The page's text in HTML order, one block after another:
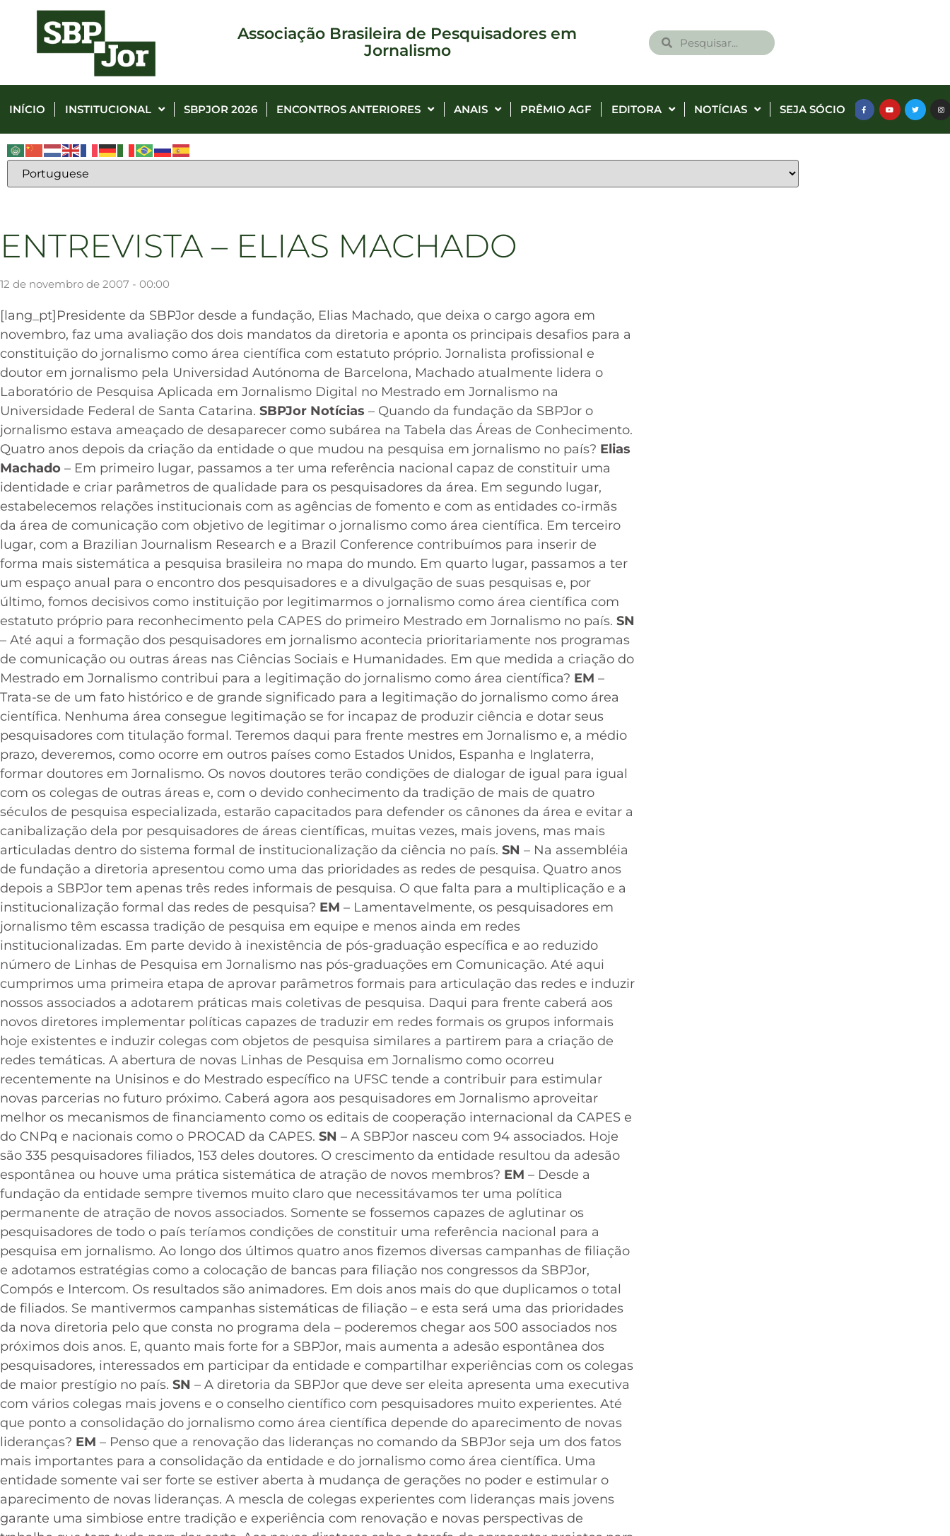
Associação Brasileira de Pesquisadores em
Jornalismo
INÍCIO INSTITUCIONAL SBPJOR 2026 ENCONTROS ANTERIORES ANAIS PRÊMIO AGF EDITORA NOTÍCIAS SEJA SÓCIO
ENTREVISTA – ELIAS MACHADO
12 de novembro de 2007 - 00:00
[lang_pt]Presidente da SBPJor desde a fundação, Elias Machado, que deixa o cargo agora em
novembro, faz uma avaliação dos dois mandatos da diretoria e aponta os principais desafios para a
constituição do jornalismo como área científica com estatuto próprio. Jornalista profissional e
doutor em jornalismo pela Universidad Autónoma de Barcelona, Machado atualmente lidera o
Laboratório de Pesquisa Aplicada em Jornalismo Digital no Mestrado em Jornalismo na
Universidade Federal de Santa Catarina. SBPJor Notícias – Quando da fundação da SBPJor o
jornalismo estava ameaçado de desaparecer como subárea na Tabela das Áreas de Conhecimento.
Quatro anos depois da criação da entidade o que mudou na pesquisa em jornalismo no país? Elias
Machado – Em primeiro lugar, passamos a ter uma referência nacional capaz de constituir uma
identidade e criar parâmetros de qualidade para os pesquisadores da área. Em segundo lugar,
estabelecemos relações institucionais com as agências de fomento e com as entidades co-irmãs
da área de comunicação com objetivo de legitimar o jornalismo como área científica. Em terceiro
lugar, com a Brazilian Journalism Research e a Brazil Conference contribuímos para inserir de
forma mais sistemática a pesquisa brasileira no mapa do mundo. Em quarto lugar, passamos a ter
um espaço anual para o encontro dos pesquisadores e a divulgação de suas pesquisas e, por
último, fomos decisivos como instituição por legitimarmos o jornalismo como área científica com
estatuto próprio para reconhecimento pela CAPES do primeiro Mestrado em Jornalismo no país. SN
– Até aqui a formação dos pesquisadores em jornalismo acontecia prioritariamente nos programas
de comunicação ou outras áreas nas Ciências Sociais e Humanidades. Em que medida a criação do
Mestrado em Jornalismo contribui para a legitimação do jornalismo como área científica? EM –
Trata-se de um fato histórico e de grande significado para a legitimação do jornalismo como área
científica. Nenhuma área consegue legitimação se for incapaz de produzir ciência e dotar seus
pesquisadores com titulação formal. Teremos daqui para frente mestres em Jornalismo e, a médio
prazo, deveremos, como ocorre em outros países como Estados Unidos, Espanha e Inglaterra,
formar doutores em Jornalismo. Os novos doutores terão condições de dialogar de igual para igual
com os colegas de outras áreas e, com o devido conhecimento da tradição de mais de quatro
séculos de pesquisa especializada, estarão capacitados para defender os cânones da área e evitar a
canibalização dela por pesquisadores de áreas científicas, muitas vezes, mais jovens, mas mais
articuladas dentro do sistema formal de institucionalização da ciência no país. SN – Na assembléia
de fundação a diretoria apresentou como uma das prioridades as redes de pesquisa. Quatro anos
depois a SBPJor tem apenas três redes informais de pesquisa. O que falta para a multiplicação e a
institucionalização formal das redes de pesquisa? EM – Lamentavelmente, os pesquisadores em
jornalismo têm escassa tradição de pesquisa em equipe e menos ainda em redes
institucionalizadas. Em parte devido à inexistência de pós-graduação específica e ao reduzido
número de Linhas de Pesquisa em Jornalismo nas pós-graduações em Comunicação. Até aqui
cumprimos uma primeira etapa de aprovar parâmetros formais para articulação das redes e induzir
nossos associados a adotarem práticas mais coletivas de pesquisa. Daqui para frente caberá aos
novos diretores implementar políticas capazes de traduzir em redes formais os grupos informais
hoje existentes e induzir colegas com objetos de pesquisa similares a partirem para a criação de
redes temáticas. A abertura de novas Linhas de Pesquisa em Jornalismo como ocorreu
recentemente na Unisinos e do Mestrado específico na UFSC tende a contribuir para estimular
novas parcerias no futuro próximo. Caberá agora aos pesquisadores em Jornalismo aproveitar
melhor os mecanismos de financiamento como os editais de cooperação internacional da CAPES e
do CNPq e nacionais como o PROCAD da CAPES. SN – A SBPJor nasceu com 94 associados. Hoje
são 335 pesquisadores filiados, 153 deles doutores. O crescimento da entidade resultou da adesão
espontânea ou houve uma prática sistemática de atração de novos membros? EM – Desde a
fundação da entidade sempre tivemos muito claro que necessitávamos ter uma política
permanente de atração de novos associados. Somente se fossemos capazes de aglutinar os
pesquisadores de todo o país teríamos condições de constituir uma referência nacional para a
pesquisa em jornalismo. Ao longo dos últimos quatro anos fizemos diversas campanhas de filiação
e adotamos estratégias como a colocação de bancas para filiação nos congressos da SBPJor,
Compós e Intercom. Os resultados são animadores. Em dois anos mais do que duplicamos o total
de filiados. Se mantivermos campanhas sistemáticas de filiação – e esta será uma das prioridades
da nova diretoria pelo que consta no programa dela – poderemos chegar aos 500 associados nos
próximos dois anos. E, quanto mais forte for a SBPJor, mais aumenta a adesão espontânea dos
pesquisadores, interessados em participar da entidade e compartilhar experiências com os colegas
de maior prestígio no país. SN – A diretoria da SBPJor que deve ser eleita apresenta uma executiva
com vários colegas mais jovens e o conselho científico com pesquisadores muito experientes. Até
que ponto a consolidação do jornalismo como área científica depende do aparecimento de novas
lideranças? EM – Penso que a renovação das lideranças no comando da SBPJor seja um dos fatos
mais importantes para a consolidação da entidade e do jornalismo como área científica. Uma
entidade somente vai ser forte se estiver aberta à mudança de gerações no poder e estimular o
aparecimento de novas lideranças. A mescla de colegas experientes com lideranças mais jovens
garante uma simbiose entre tradição e experiência com renovação e novas perspectivas de